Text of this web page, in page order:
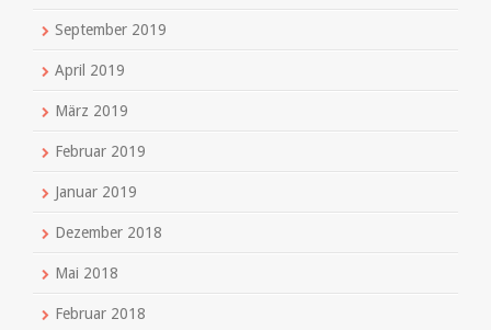
September 2019
April 2019
März 2019
Februar 2019
Januar 2019
Dezember 2018
Mai 2018
Februar 2018